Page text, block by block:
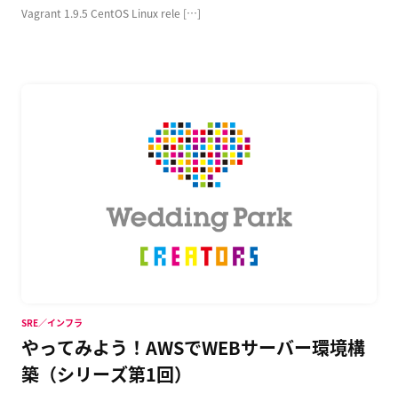
Vagrant 1.9.5 CentOS Linux rele […]
やってみよう！AWSでWEBサーバー環境構
築（シリーズ第1回）
SRE／インフラ